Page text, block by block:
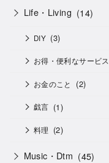
Life・Living (14)
DIY (3)
お得・便利なサービス
お金のこと (2)
戯言 (1)
料理 (2)
Music・Dtm (45)